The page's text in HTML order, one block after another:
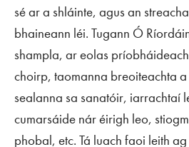
sé ar a shláinte, agus an
bhaineann léi. Tugann Ó
shampla, ar eolas
choirp, taomanna breoiteachta
sealanna sa sanatóir, iarrachtaí
cumarsáide nár éirigh leo,
phobal, etc. Tá luach faoi leith